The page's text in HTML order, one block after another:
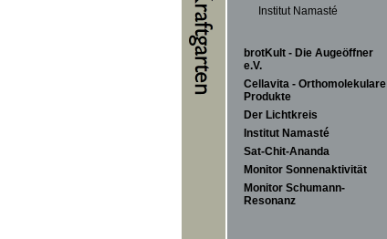
Institut Namasté
brotKult - Die Augeöffner
e.V.
Cellavita - Orthomolekulare
Produkte
Der Lichtkreis
Institut Namasté
Sat-Chit-Ananda
Monitor Sonnenaktivität
Monitor Schumann-
Resonanz